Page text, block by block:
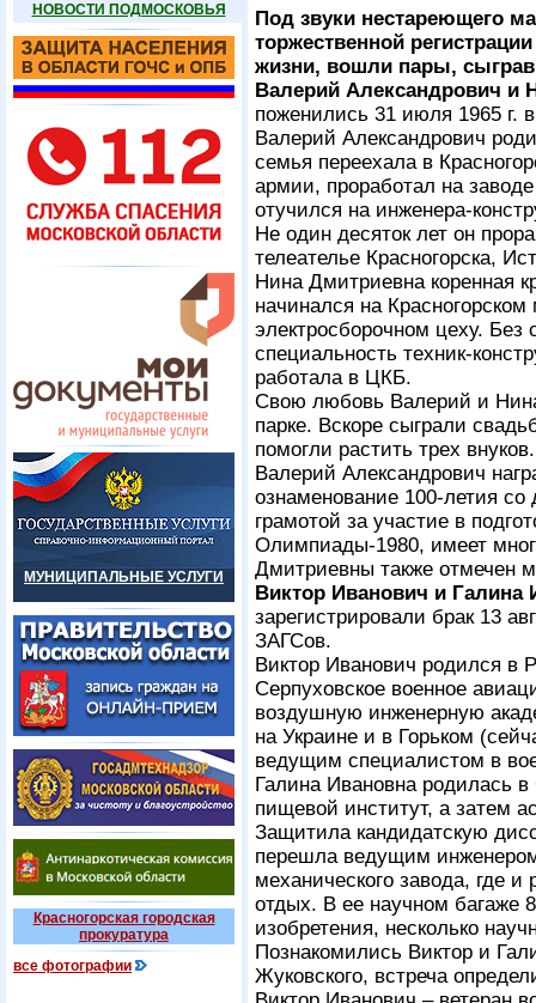
НОВОСТИ ПОДМОСКОВЬЯ
МУНИЦИПАЛЬНЫЕ УСЛУГИ
Красногорская городская
прокуратура
все фотографии
Под звуки нестареющего
торжественной
жизни, вошли пары,
Валерий Александрович и
поженились 31 июля 1965 г.
Валерий Александрович
семья переехала в
армии, проработал на
отучился на инженера-
Не один десяток лет он
телеателье Красногорска,
Нина Дмитриевна коренная
начинался на
электросборочном цеху. Без
специальность техник-
работала в ЦКБ.
Свою любовь Валерий и Нина
парке. Вскоре сыграли
помогли растить трех внуков.
Валерий Александрович
ознаменование 100-летия
грамотой за участие в
Олимпиады-1980, имеет
Дмитриевны также отмечен
Виктор Иванович и
зарегистрировали брак 13
ЗАГСов.
Виктор Иванович родился в
Серпуховское военное
воздушную инженерную
на Украине и в Горьком
ведущим специалистом в
Галина Ивановна родилась
пищевой институт, а затем
Защитила кандидатскую
перешла ведущим
механического завода, где
отдых. В ее научном багаже
изобретения, несколько
Познакомились Виктор и
Жуковского, встреча